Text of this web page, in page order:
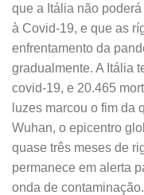
que a Itália não
à Covid-19, e que as
enfrentamento da
gradualmente. A Itália
covid-19, e 20.465
luzes marcou o fim da
Wuhan, o epicentro
quase três meses de
permanece em alerta
onda de contaminação.